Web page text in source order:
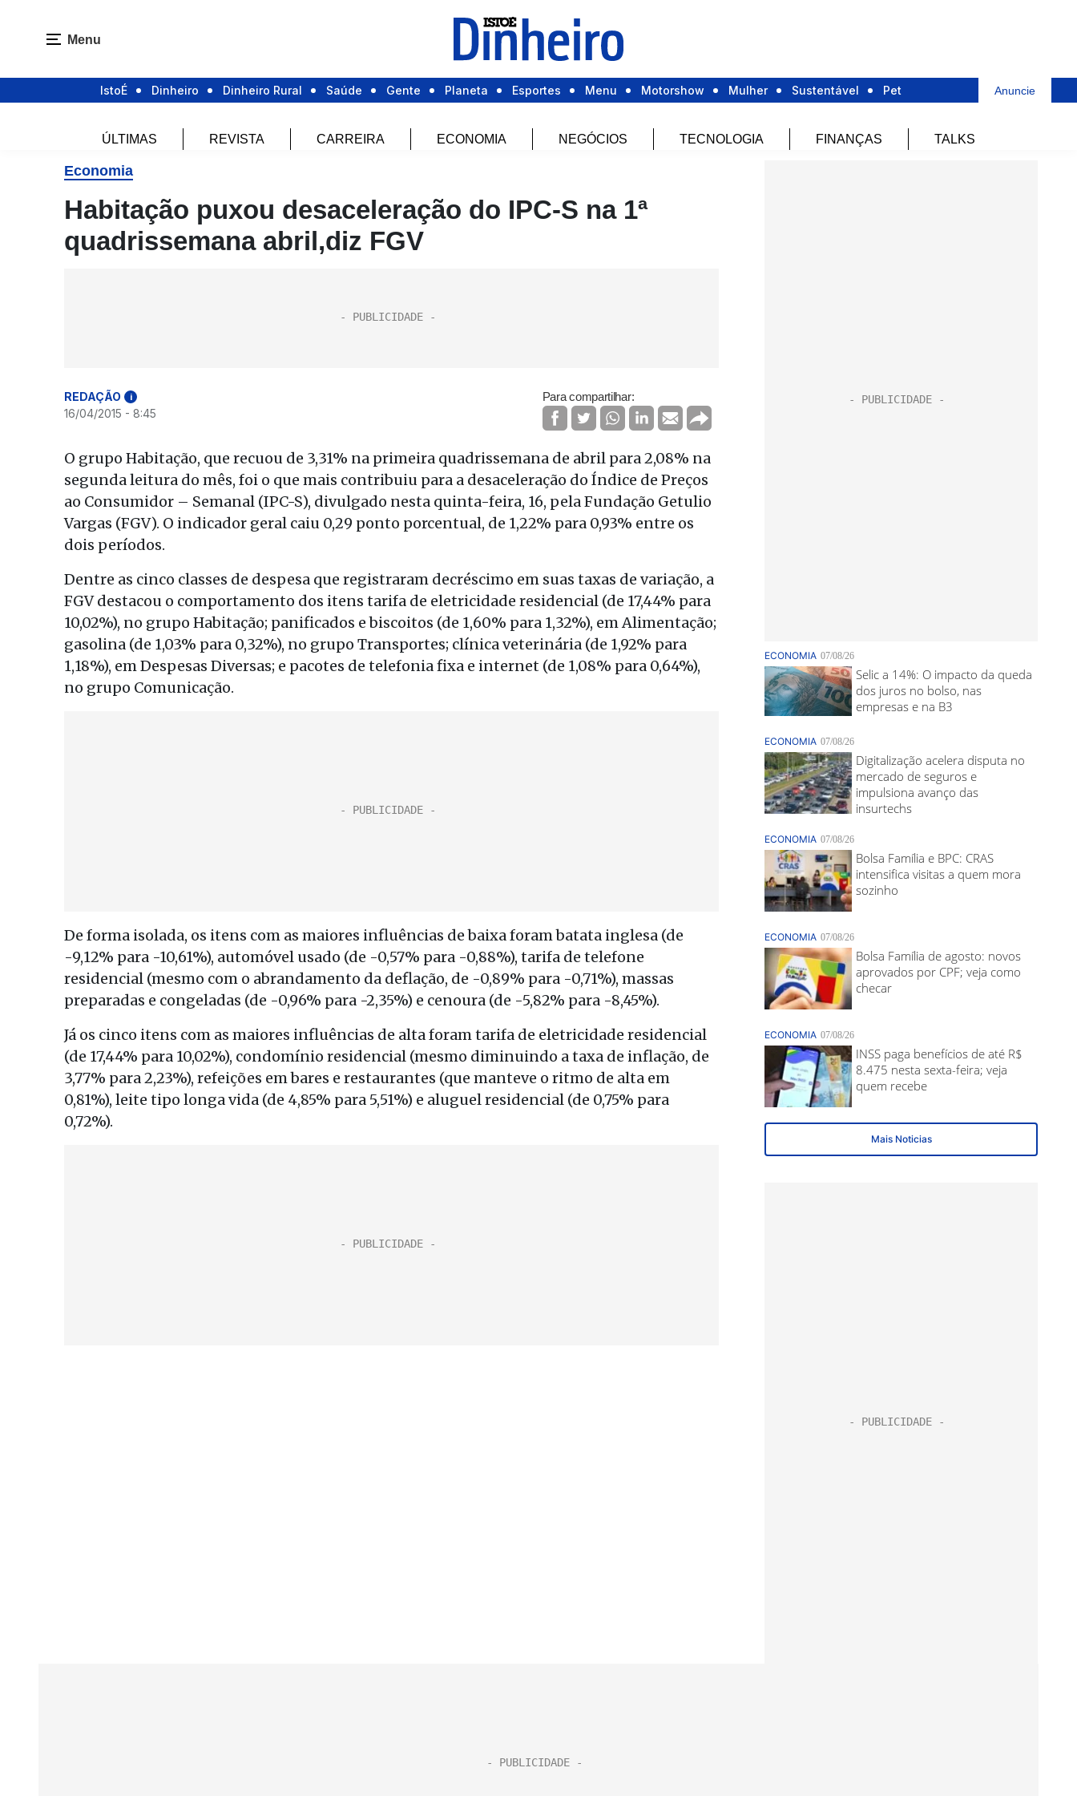
Menu
IstoÉ Dinheiro Dinheiro Rural Saúde Gente Planeta Esportes Menu Motorshow Mulher Sustentável Pet Anuncie
ÚLTIMAS REVISTA CARREIRA ECONOMIA NEGÓCIOS TECNOLOGIA FINANÇAS TALKS
Economia
Habitação puxou desaceleração do IPC-S na 1ª
quadrissemana abril,diz FGV
REDAÇÃO i
16/04/2015 - 8:45
Para compartilhar:
O grupo Habitação, que recuou de 3,31% na primeira quadrissemana de abril para 2,08% na
segunda leitura do mês, foi o que mais contribuiu para a desaceleração do Índice de Preços
ao Consumidor – Semanal (IPC-S), divulgado nesta quinta-feira, 16, pela Fundação Getulio
Vargas (FGV). O indicador geral caiu 0,29 ponto porcentual, de 1,22% para 0,93% entre os
dois períodos.
Dentre as cinco classes de despesa que registraram decréscimo em suas taxas de variação, a
FGV destacou o comportamento dos itens tarifa de eletricidade residencial (de 17,44% para
10,02%), no grupo Habitação; panificados e biscoitos (de 1,60% para 1,32%), em Alimentação;
gasolina (de 1,03% para 0,32%), no grupo Transportes; clínica veterinária (de 1,92% para
1,18%), em Despesas Diversas; e pacotes de telefonia fixa e internet (de 1,08% para 0,64%),
no grupo Comunicação.
De forma isolada, os itens com as maiores influências de baixa foram batata inglesa (de
-9,12% para -10,61%), automóvel usado (de -0,57% para -0,88%), tarifa de telefone
residencial (mesmo com o abrandamento da deflação, de -0,89% para -0,71%), massas
preparadas e congeladas (de -0,96% para -2,35%) e cenoura (de -5,82% para -8,45%).
Já os cinco itens com as maiores influências de alta foram tarifa de eletricidade residencial
(de 17,44% para 10,02%), condomínio residencial (mesmo diminuindo a taxa de inflação, de
3,77% para 2,23%), refeições em bares e restaurantes (que manteve o ritmo de alta em
0,81%), leite tipo longa vida (de 4,85% para 5,51%) e aluguel residencial (de 0,75% para
0,72%).